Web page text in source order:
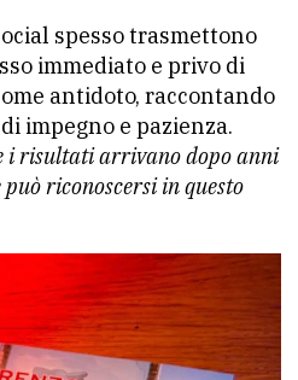
spesso trasmettono
immediato e privo di
antidoto, raccontando
impegno e pazienza.
i risultati arrivano dopo anni
riconoscersi in questo